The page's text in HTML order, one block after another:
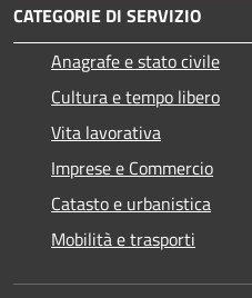
CATEGORIE DI SERVIZIO
Anagrafe e stato civile
Cultura e tempo libero
Vita lavorativa
Imprese e Commercio
Catasto e urbanistica
Mobilità e trasporti